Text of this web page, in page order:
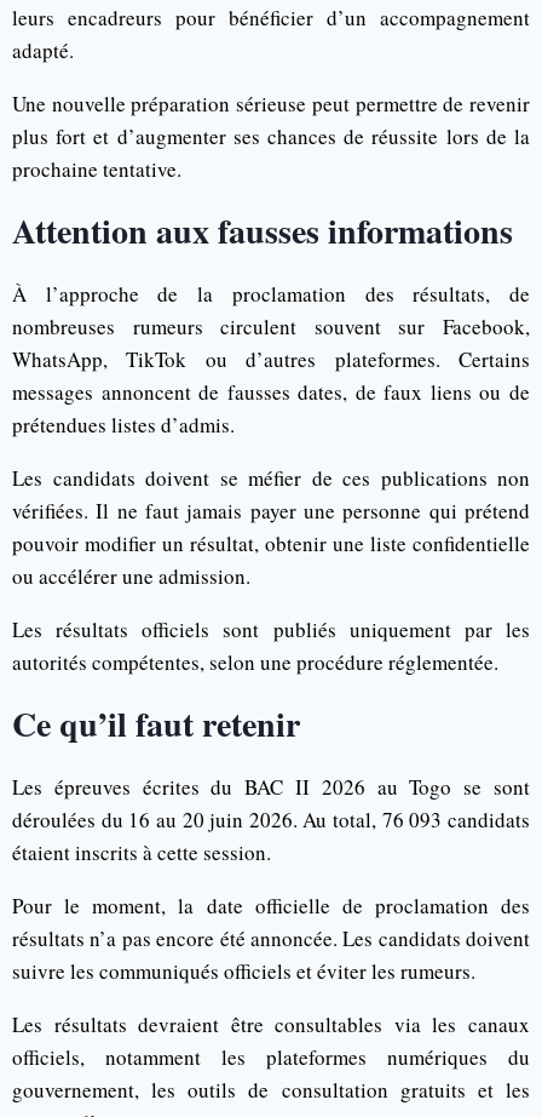
leurs encadreurs pour bénéficier d’un accompagnement
adapté.
Une nouvelle préparation sérieuse peut permettre de revenir
plus fort et d’augmenter ses chances de réussite lors de la
prochaine tentative.
Attention aux fausses informations
À l’approche de la proclamation des résultats, de
nombreuses rumeurs circulent souvent sur Facebook,
WhatsApp, TikTok ou d’autres plateformes. Certains
messages annoncent de fausses dates, de faux liens ou de
prétendues listes d’admis.
Les candidats doivent se méfier de ces publications non
vérifiées. Il ne faut jamais payer une personne qui prétend
pouvoir modifier un résultat, obtenir une liste confidentielle
ou accélérer une admission.
Les résultats officiels sont publiés uniquement par les
autorités compétentes, selon une procédure réglementée.
Ce qu’il faut retenir
Les épreuves écrites du BAC II 2026 au Togo se sont
déroulées du 16 au 20 juin 2026. Au total, 76 093 candidats
étaient inscrits à cette session.
Pour le moment, la date officielle de proclamation des
résultats n’a pas encore été annoncée. Les candidats doivent
suivre les communiqués officiels et éviter les rumeurs.
Les résultats devraient être consultables via les canaux
officiels, notamment les plateformes numériques du
gouvernement, les outils de consultation gratuits et les